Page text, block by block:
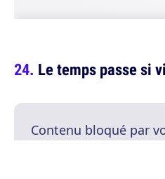
Le temps passe si
Contenu bloqué par